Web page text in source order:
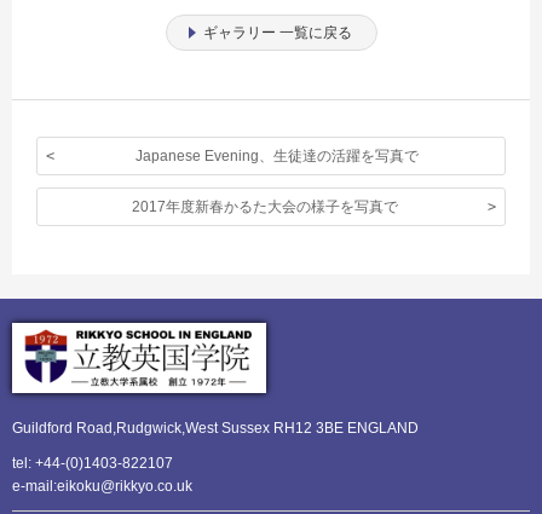
ギャラリー 一覧に戻る
Japanese Evening、生徒達の活躍を写真で
2017年度新春かるた大会の様子を写真で
Guildford Road,Rudgwick,West Sussex RH12 3BE ENGLAND
tel: +44-(0)1403-822107
e-mail:eikoku@rikkyo.co.uk